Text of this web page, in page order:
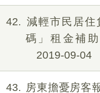
42
減輕市民居住
碼」租金補
2019-09-04
43
房東擔憂房客